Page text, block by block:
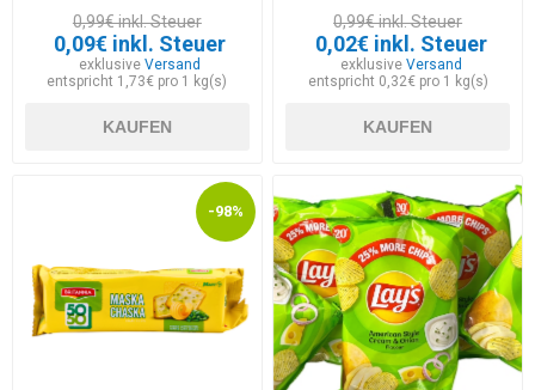
0,99€ inkl. Steuer
0,09€ inkl. Steuer
exklusiveVersand
entspricht 1,73€ pro 1 kg(s)
KAUFEN
0,99€ inkl. Steuer
0,02€ inkl. Steuer
exklusive Versand
entspricht 0,32€ pro 1 kg(s)
KAUFEN
-98%